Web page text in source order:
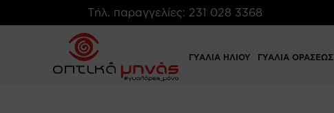
Τήλ. παραγγελίες: 231 028 3368
ΓΥΑΛΙΑ ΗΛΙΟΥ ΓΥΑΛΙΑ ΟΡΑΣΕΩΣ